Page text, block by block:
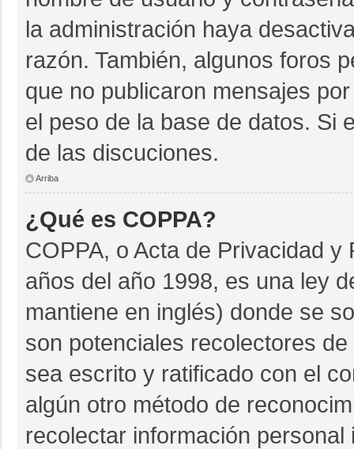
la administración haya
razón. También, algunos foros
que no publicaron mensajes
el peso de la base de datos. Si
de las discuciones.
Arriba
¿Qué es COPPA?
COPPA, o Acta de Privacidad
años del año 1998, es una ley
mantiene en inglés) donde se
son potenciales recolectores
sea escrito y ratificado con el
algún otro método de
recolectar información